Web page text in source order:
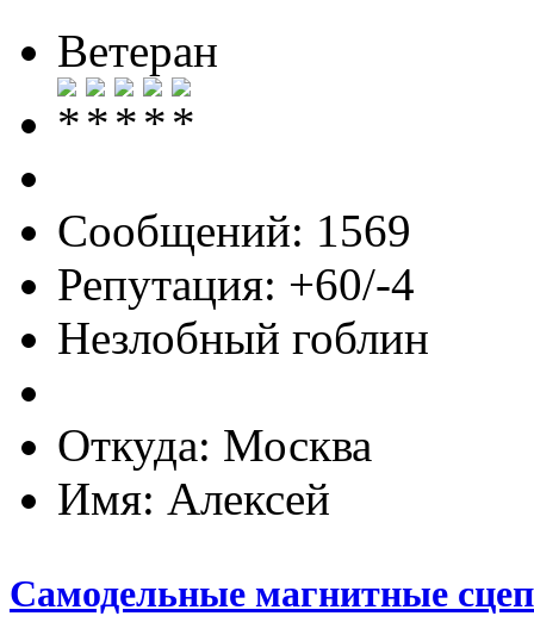
Ветеран
Сообщений: 1569
Репутация: +60/-4
Незлобный гоблин
Откуда: Москва
Имя: Алексей
Самодельные магнитные